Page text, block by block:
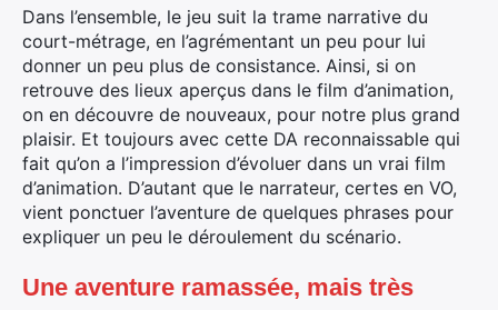
Dans l’ensemble, le jeu suit la trame narrative du
court-métrage, en l’agrémentant un peu pour lui
donner un peu plus de consistance. Ainsi, si on
retrouve des lieux aperçus dans le film d’animation,
on en découvre de nouveaux, pour notre plus grand
plaisir. Et toujours avec cette DA reconnaissable qui
fait qu’on a l’impression d’évoluer dans un vrai film
d’animation. D’autant que le narrateur, certes en VO,
vient ponctuer l’aventure de quelques phrases pour
expliquer un peu le déroulement du scénario.
Une aventure ramassée, mais très
: